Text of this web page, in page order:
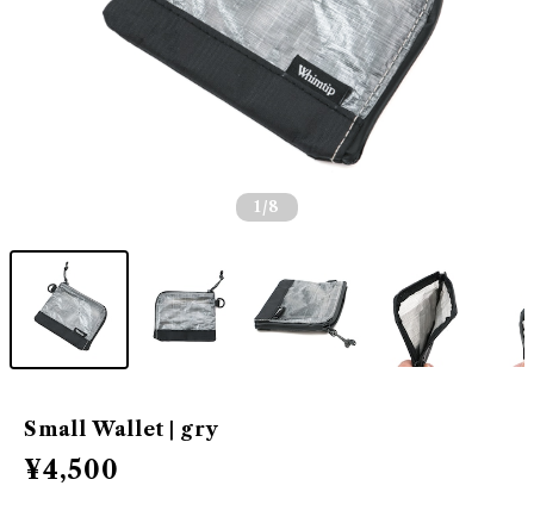
1 /8
Small Wallet | gry
¥4,500